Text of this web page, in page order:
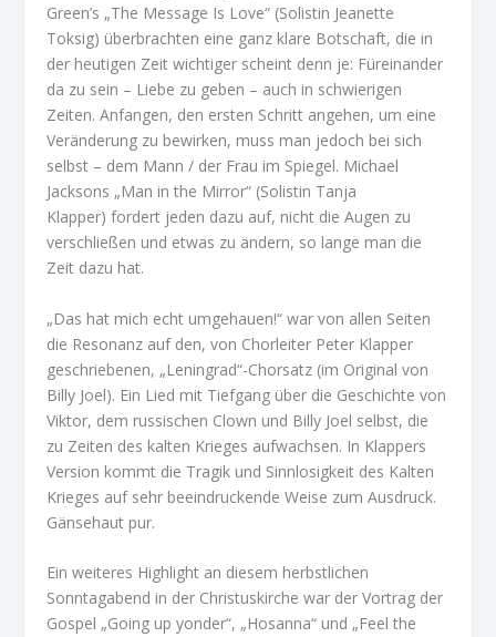
Green’s „The Message Is Love“ (Solistin Jeanette
Toksig) überbrachten eine ganz klare Botschaft, die in
der heutigen Zeit wichtiger scheint denn je: Füreinander
da zu sein – Liebe zu geben – auch in schwierigen
Zeiten. Anfangen, den ersten Schritt angehen, um eine
Veränderung zu bewirken, muss man jedoch bei sich
selbst – dem Mann / der Frau im Spiegel. Michael
Jacksons „Man in the Mirror“ (Solistin Tanja
Klapper) fordert jeden dazu auf, nicht die Augen zu
verschließen und etwas zu ändern, so lange man die
Zeit dazu hat.
„Das hat mich echt umgehauen!“ war von allen Seiten
die Resonanz auf den, von Chorleiter Peter Klapper
geschriebenen, „Leningrad“-Chorsatz (im Original von
Billy Joel). Ein Lied mit Tiefgang über die Geschichte von
Viktor, dem russischen Clown und Billy Joel selbst, die
zu Zeiten des kalten Krieges aufwachsen. In Klappers
Version kommt die Tragik und Sinnlosigkeit des Kalten
Krieges auf sehr beeindruckende Weise zum Ausdruck.
Gänsehaut pur.
Ein weiteres Highlight an diesem herbstlichen
Sonntagabend in der Christuskirche war der Vortrag der
Gospel „Going up yonder“, „Hosanna“ und „Feel the